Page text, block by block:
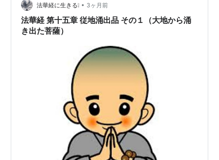
めることをお許しくだされば、私たちもこの経を弘める
ために大いに努力しましょう。」 と申し上げた。 そのと
き、仏がたくさんの菩薩…
法華経に生きる❕ • 3ヶ月前
法華経 第十五章 従地涌出品 その１（大地から涌
き出た菩薩）